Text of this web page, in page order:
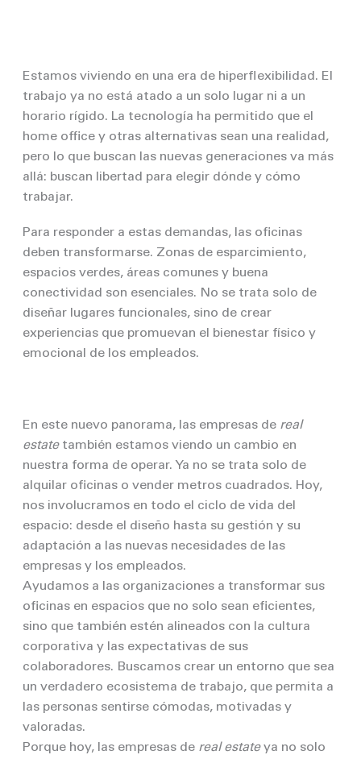
Estamos viviendo en una era de hiperflexibilidad. El
trabajo ya no está atado a un solo lugar ni a un
horario rígido. La tecnología ha permitido que el
home office y otras alternativas sean una realidad,
pero lo que buscan las nuevas generaciones va más
allá: buscan libertad para elegir dónde y cómo
trabajar.
Para responder a estas demandas, las oficinas
deben transformarse. Zonas de esparcimiento,
espacios verdes, áreas comunes y buena
conectividad son esenciales. No se trata solo de
diseñar lugares funcionales, sino de crear
experiencias que promuevan el bienestar físico y
emocional de los empleados.
En este nuevo panorama, las empresas de real
estatetambién estamos viendo un cambio en
nuestra forma de operar. Ya no se trata solo de
alquilar oficinas o vender metros cuadrados. Hoy,
nos involucramos en todo el ciclo de vida del
espacio: desde el diseño hasta su gestión y su
adaptación a las nuevas necesidades de las
empresas y los empleados.
Ayudamos a las organizaciones a transformar sus
oficinas en espacios que no solo sean eficientes,
sino que también estén alineados con la cultura
corporativa y las expectativas de sus
colaboradores. Buscamos crear un entorno que sea
un verdadero ecosistema de trabajo, que permita a
las personas sentirse cómodas, motivadas y
valoradas.
Porque hoy, las empresas de real estateya no solo